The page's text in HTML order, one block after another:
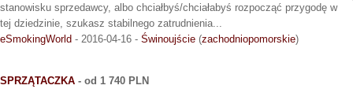
stanowisku sprzedawcy, albo chciałbyś/chciałabyś rozpocząć przygodę w
tej dziedzinie, szukasz stabilnego zatrudnienia...
eSmokingWorld - 2016-04-16 - Świnoujście (zachodniopomorskie)
SPRZĄTACZKA - od 1 740 PLN